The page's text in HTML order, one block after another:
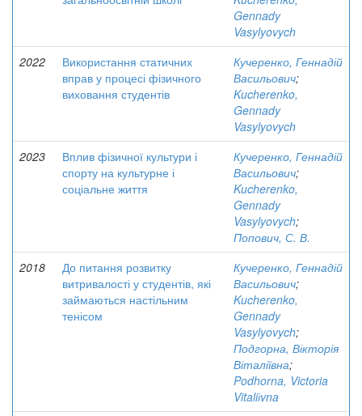
Gennady
Vasylyovych
2022
Використання статичних
вправ у процесі фізичного
виховання студентів
Кучеренко, Геннадій
Васильович;
Kucherenko,
Gennady
Vasylyovych
2023
Вплив фізичної культури і
спорту на культурне і
соціальне життя
Кучеренко, Геннадій
Васильович;
Kucherenko,
Gennady
Vasylyovych;
Попович, С. В.
2018
До питання розвитку
витривалості у студентів, які
займаються настільним
тенісом
Кучеренко, Геннадій
Васильович;
Kucherenko,
Gennady
Vasylyovych;
Подгорна, Вікторія
Віталіївна;
Podhorna, Victoria
Vitaliіvna